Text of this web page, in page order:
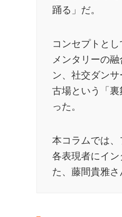
踊る」だ。
コンセプトと
メンタリーの
ン、社交ダン
古場という「
った。
本コラムでは
各表現者にイ
た、藤間貴雅さ